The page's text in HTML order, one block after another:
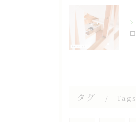
タグ Tags